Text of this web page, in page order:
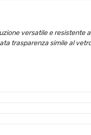
versatile e resistente
trasparenza simile al